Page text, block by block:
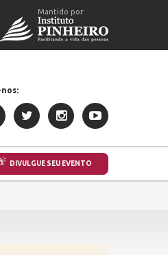
Mantido por:
DIVULGUE SEU EVENTO